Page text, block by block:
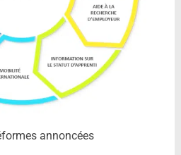
annoncées